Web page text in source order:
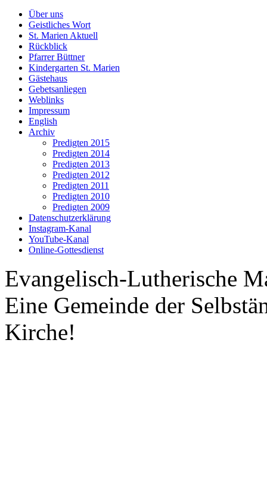
Über uns
Geistliches Wort
St. Marien Aktuell
Rückblick
Pfarrer Büttner
Kindergarten St. Marien
Gästehaus
Gebetsanliegen
Weblinks
Impressum
English
Archiv
Predigten 2015
Predigten 2014
Predigten 2013
Predigten 2012
Predigten 2011
Predigten 2010
Predigten 2009
Datenschutzerklärung
Instagram-Kanal
YouTube-Kanal
Online-Gottesdienst
Evangelisch-Lutherische
Eine Gemeinde der
Kirche!